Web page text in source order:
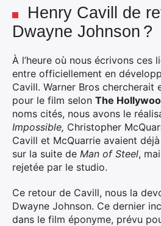
Henry Cavill de
Dwayne Johnson ?
À l’heure où nous écrivons ces
entre officiellement en
Cavill. Warner Bros chercherait
pour le film selon The
noms cités, nous avons le
Impossible, Christopher
Cavill et McQuarrie avaient
sur la suite de Man of Steel,
rejetée par le studio.
Ce retour de Cavill, nous la
Dwayne Johnson. Ce dernier
dans le film éponyme, prévu
Rechercher
: